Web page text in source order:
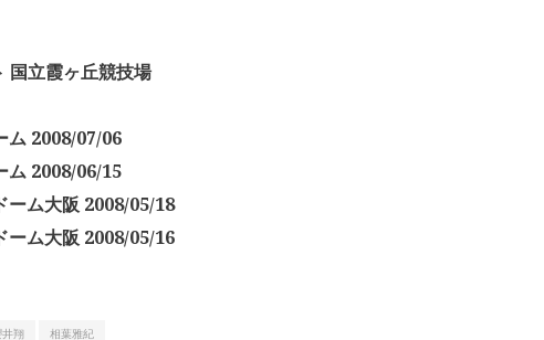
立霞ヶ丘競技場
2008/07/06
2008/06/15
ム大阪 2008/05/18
ム大阪 2008/05/16
翔 相葉雅紀